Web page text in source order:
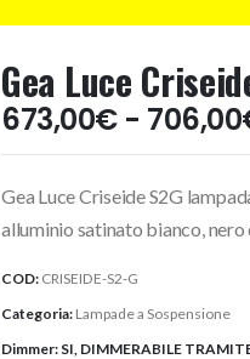
Gea Luce
673,00€ - 706,00
Gea Luce Criseide S2G
alluminio satinato bianco,
COD: CRISEIDE-S2-G
Categoria: Lampade a Sospensione
Dimmer: SI, DIMMERABILE